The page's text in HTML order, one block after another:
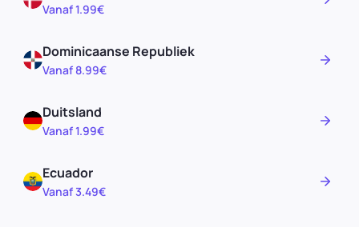
Vanaf 1.99€
Dominicaanse Republiek
Vanaf 8.99€
Duitsland
Vanaf 1.99€
Ecuador
Vanaf 3.49€